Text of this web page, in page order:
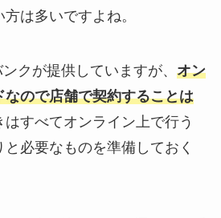
は多いですよね。
クが提供していますが、 オン
ので店舗で契約することは
はすべてオンライン上で行う
必要なものを準備しておく